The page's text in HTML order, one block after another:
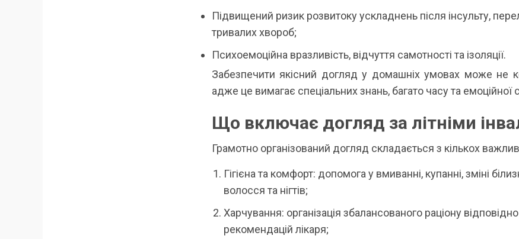
Підвищений ризик розвитоку ускладнень після інсульту,
тривалих хвороб;
Психоемоційна вразливість, відчуття самотності та ізоляції.
Забезпечити якісний догляд у домашніх умовах може не
адже це вимагає спеціальних знань, багато часу та емоційної
Що включає догляд за літніми
Грамотно організований догляд складається з кількох
Гігієна та комфорт: допомога у вмиванні, купанні, зміні
волосся та нігтів;
Харчування: організація збалансованого раціону
рекомендацій лікаря;